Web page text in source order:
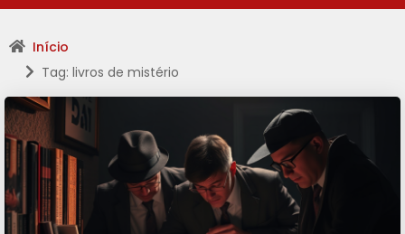
Início
Tag: livros de mistério